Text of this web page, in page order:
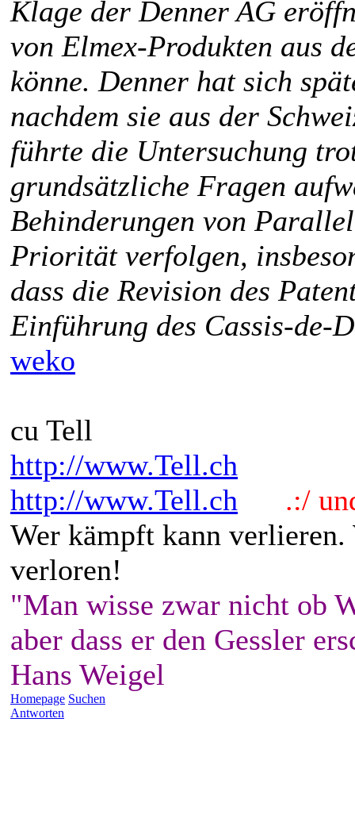
Klage der Denner AG
von Elmex-Produkten aus
könne. Denner hat sich
nachdem sie aus der
führte die Untersuchung
grundsätzliche Fragen
Behinderungen von
Priorität verfolgen,
dass die Revision des
Einführung des Cassis-de-
weko
cu Tell
http://www.Tell.ch
http://www.Tell.ch
.:/
Wer kämpft kann
verloren!
"Man wisse zwar nicht ob
aber dass er den Gessler
Hans Weigel
Homepage Suchen
Antworten